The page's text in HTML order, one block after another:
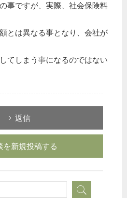
事ですが、実際、 社会保険料
とは異なる事となり、会社が
てしまう事になるのではない
返信
を新規投稿する